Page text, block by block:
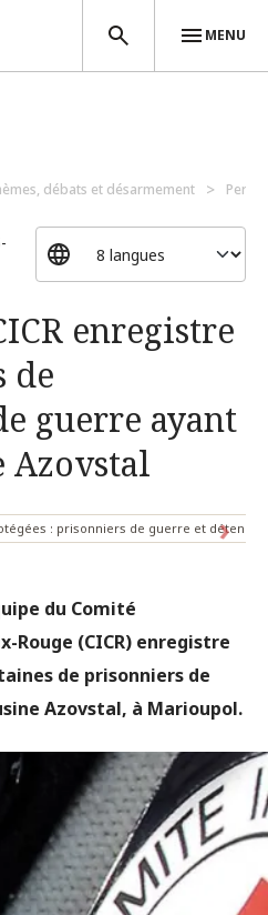
MENU
débats et désarmement
enregistre
de
guerre ayant
Azovstal
: prisonniers de guerre et détenus
du Comité
Rouge (CICR) enregistre
de prisonniers de
Azovstal, à Marioupol.